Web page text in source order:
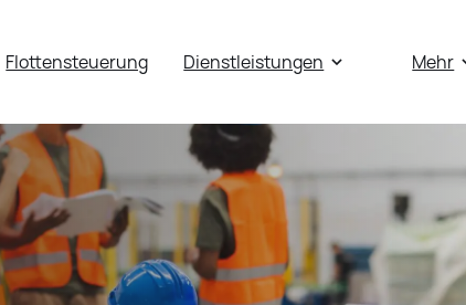
Flottensteuerung Dienstleistungen Mehr